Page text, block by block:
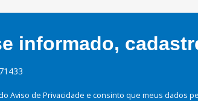
informado,
Aviso de Privacidade e consinto que meus dados